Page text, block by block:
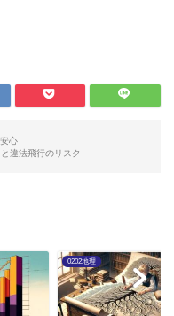
心
違法飛行のリスク
01国語